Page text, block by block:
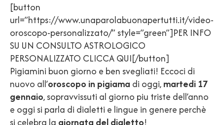
[button
url=”https://www.unaparolabuonapertutti.it/video-
oroscopo-personalizzato/” style=”green”]PER INFO
SU UN CONSULTO ASTROLOGICO
PERSONALIZZATO CLICCA QUI[/button]
Pigiamini buon giorno e ben svegliati! Eccoci di
nuovo all’oroscopo in pigiama di oggi,martedi 17
gennaio, sopravvissuti al giorno piu triste dell’anno
e oggi si parla di dialetti e lingue in genere perchè
si celebra la giornata del dialetto!